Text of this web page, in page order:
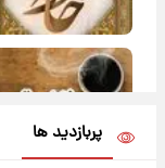
پربازدید ها